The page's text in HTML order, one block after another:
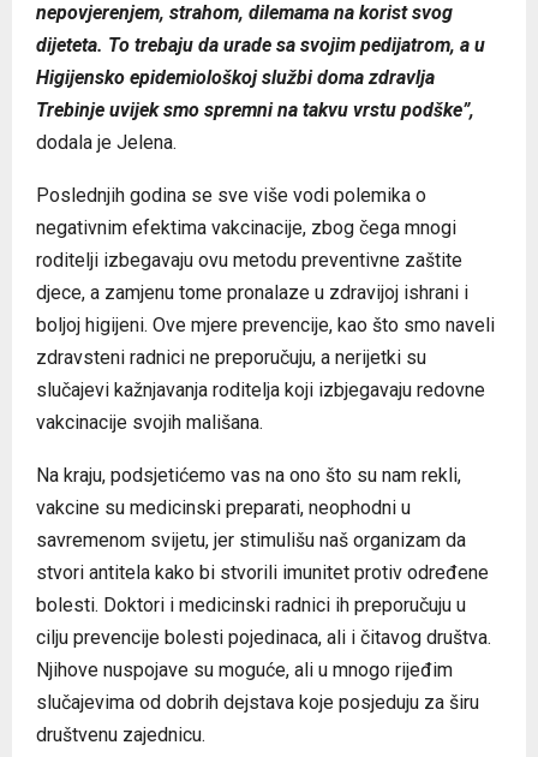
nepovjerenjem, strahom, dilemama na korist svog
dijeteta. To trebaju da urade sa svojim pedijatrom, a u
Higijensko epidemiološkoj službi doma zdravlja
Trebinje uvijek smo spremni na takvu vrstu podške”,
dodala je Jelena.
Poslednjih godina se sve više vodi polemika o
negativnim efektima vakcinacije, zbog čega mnogi
roditelji izbegavaju ovu metodu preventivne zaštite
djece, a zamjenu tome pronalaze u zdravijoj ishrani i
boljoj higijeni. Ove mjere prevencije, kao što smo naveli
zdravsteni radnici ne preporučuju, a nerijetki su
slučajevi kažnjavanja roditelja koji izbjegavaju redovne
vakcinacije svojih mališana.
Na kraju, podsjetićemo vas na ono što su nam rekli,
vakcine su medicinski preparati, neophodni u
savremenom svijetu, jer stimulišu naš organizam da
stvori antitela kako bi stvorili imunitet protiv određene
bolesti. Doktori i medicinski radnici ih preporučuju u
cilju prevencije bolesti pojedinaca, ali i čitavog društva.
Njihove nuspojave su moguće, ali u mnogo rijeđim
slučajevima od dobrih dejstava koje posjeduju za širu
društvenu zajednicu.